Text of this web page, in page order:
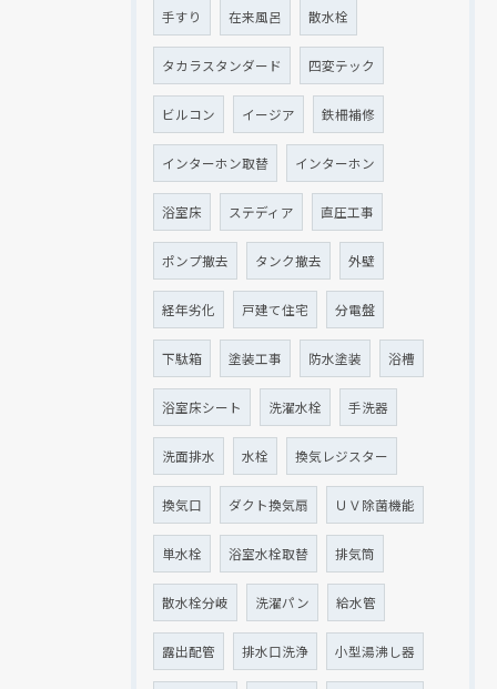
手すり 在来風呂 散水栓
タカラスタンダード 四変テック
ビルコン イージア 鉄柵補修
インターホン取替 インターホン
浴室床 ステディア 直圧工事
ポンプ撤去 タンク撤去 外壁
経年劣化 戸建て住宅 分電盤
下駄箱 塗装工事 防水塗装 浴槽
浴室床シート 洗濯水栓 手洗器
洗面排水 水栓 換気レジスター
換気口 ダクト換気扇 ＵＶ除菌機能
単水栓 浴室水栓取替 排気筒
散水栓分岐 洗濯パン 給水管
露出配管 排水口洗浄 小型湯沸し器